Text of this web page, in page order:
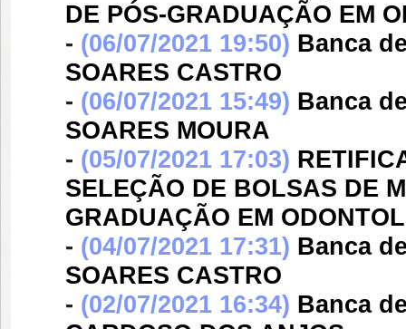
DE PÓS-GRADUAÇÃO EM
- (06/07/2021 19:50) Banca
SOARES CASTRO
- (06/07/2021 15:49) Banca
SOARES MOURA
- (05/07/2021 17:03)
SELEÇÃO DE BOLSAS DE
GRADUAÇÃO EM
- (04/07/2021 17:31) Banca
SOARES CASTRO
- (02/07/2021 16:34) Banca